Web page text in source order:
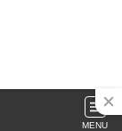
MENU